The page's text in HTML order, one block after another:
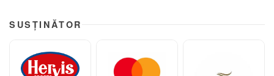
SUSȚINĂTOR